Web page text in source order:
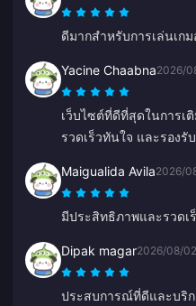
ดีมากสำหรับการเล่นเก
Yacine Chaabna2026/
เว็บไซต์ที่ดีที่สุดในการ
รวดเร็วทันใจ และรองรั
นะ!
Maigualida Avila2026/
มีประสิทธิภาพและรวดเ
Dipak magar2026/08/02
ประสบการณ์ที่ดีและบริ